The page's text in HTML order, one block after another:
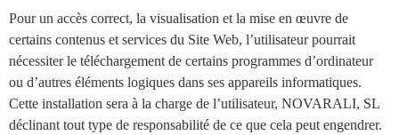
Pour un accès correct, la visualisation et la mise en œuvre de
certains contenus et services du Site Web, l’utilisateur pourrait
nécessiter le téléchargement de certains programmes d’ordinateur
ou d’autres éléments logiques dans ses appareils informatiques.
Cette installation sera à la charge de l’utilisateur, NOVARALI, SL
déclinant tout type de responsabilité de ce que cela peut engendrer.